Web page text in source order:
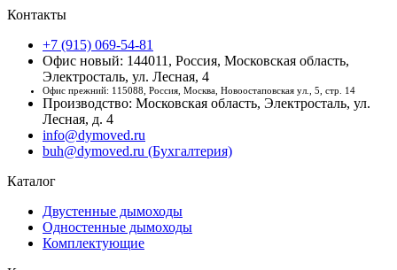
Контакты
+7 (915) 069-54-81
Офис новый: 144011, Россия, Московская область,
Электросталь, ул. Лесная, 4
Офис прежний: 115088, Россия, Москва, Новоостаповская ул., 5, стр. 14
Производство: Московская область, Электросталь, ул.
Лесная, д. 4
info@dymoved.ru
buh@dymoved.ru (Бухгалтерия)
Каталог
Двустенные дымоходы
Одностенные дымоходы
Комплектующие